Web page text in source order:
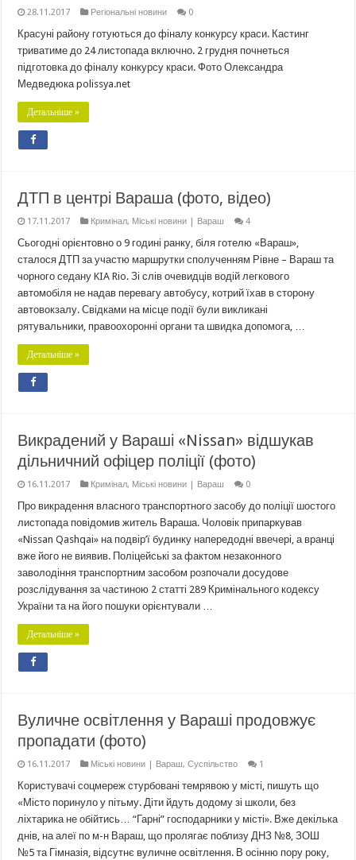
28.11.2017 Регіональні новини 0
Красуні району готуються до фіналу конкурсу краси. Кастинг
триватиме до 24 листопада включно. 2 грудня почнеться
підготовка до фіналу конкурсу краси. Фото Олександра
Медведюка polissya.net
Детальніше »
ДТП в центрі Вараша (фото, відео)
17.11.2017 Кримінал, Міські новини | Вараш 4
Сьогодні орієнтовно о 9 годині ранку, біля готелю «Вараш»,
сталося ДТП за участю маршрутки сполученням Рівне – Вараш та
чорного седану KIA Rio. Зі слів очевидців водій легкового
автомобіля не надав перевагу автобусу, котрий їхав в сторону
автовокзалу. Свідками на місце події були викликані
рятувальники, правоохоронні органи та швидка допомога, …
Детальніше »
Викрадений у Вараші «Nissan» відшукав
дільничний офіцер поліції (фото)
16.11.2017 Кримінал, Міські новини | Вараш 0
Про викрадення власного транспортного засобу до поліції шостого
листопада повідомив житель Вараша. Чоловік припаркував
«Nissan Qashqai» на подвір’ї будинку напередодні ввечері, а вранці
вже його не виявив. Поліцейські за фактом незаконного
заволодіння транспортним засобом розпочали досудове
розслідування за частиною 2 статті 289 Кримінального кодексу
України та на його пошуки орієнтували …
Детальніше »
Вуличне освітлення у Вараші продовжує
пропадати (фото)
16.11.2017 Міські новини | Вараш,Суспільство 1
Користувачі соцмереж стурбовані темрявою у місті, пишуть що
«Місто поринуло у пітьму. Діти йдуть додому зі школи, без
ліхтарика не обійтись… “Гарні” господарники у місті». Вже декілька
днів, на алеї по м-н Вараш, що пролягає поблизу ДНЗ №8, ЗОШ
№5 та Гімназія, відсутнє вуличне освітлення. В осінню пору року,